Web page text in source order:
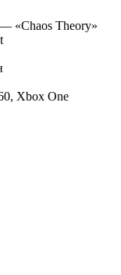
«Chaos Theory»
Xbox One